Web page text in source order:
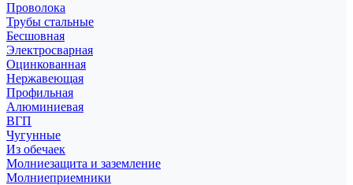
Проволока
Трубы стальные
Бесшовная
Электросварная
Оцинкованная
Нержавеющая
Профильная
Алюминиевая
ВГП
Чугунные
Из обечаек
Молниезащита и заземление
Молниеприемники